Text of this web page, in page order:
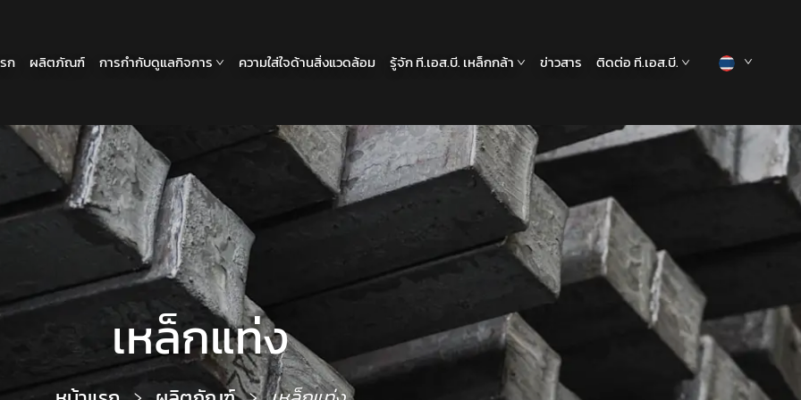
ก ผลิตภัณฑ์ การกำกับดูแลกิจการ ความใส่ใจด้านสิ่งแวดล้อม รู้จัก ที.เอส.บี. เหล็กกล้า ข่าวสาร ติดต่อ ที.เอส.บี.
เหล็กแท่ง